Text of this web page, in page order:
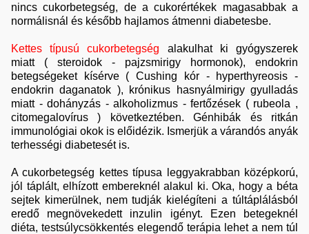
nincs cukorbetegség, de a cukorértékek magasabbak a
normálisnál és később hajlamos átmenni diabetesbe.
Kettes típusú cukorbetegség alakulhat ki gyógyszerek
miatt ( steroidok - pajzsmirigy hormonok), endokrin
betegségeket kísérve ( Cushing kór - hyperthyreosis -
endokrin daganatok ), krónikus hasnyálmirigy gyulladás
miatt - dohányzás - alkoholizmus - fertőzések ( rubeola ,
citomegalovírus ) következtében. Génhibák és ritkán
immunológiai okok is előidézik. Ismerjük a várandós anyák
terhességi diabetesét is.
A cukorbetegség kettes típusa leggyakrabban középkorú,
jól táplált, elhízott embereknél alakul ki. Oka, hogy a béta
sejtek kimerülnek, nem tudják kielégíteni a túltáplálásból
eredő megnövekedett inzulin igényt. Ezen betegeknél
diéta, testsúlycsökkentés elegendő terápia lehet a nem túl